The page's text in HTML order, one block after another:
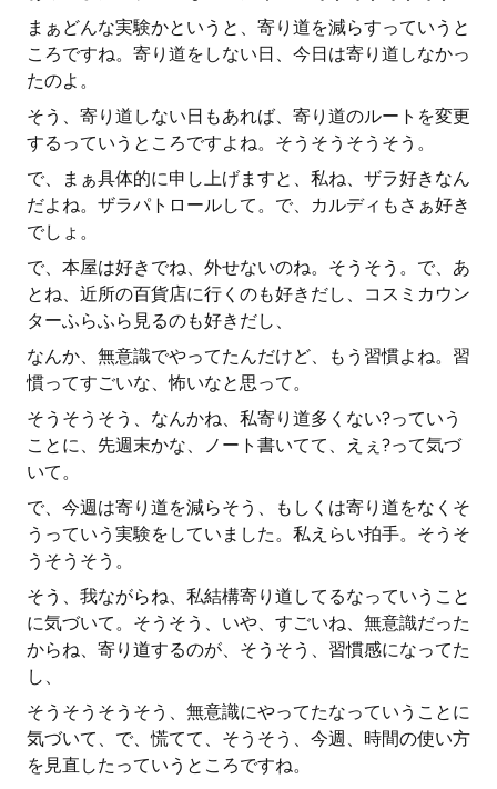
まぁどんな実験かというと、寄り道を減らすっていうと
ころですね。寄り道をしない日、今日は寄り道しなかっ
たのよ。
そう、寄り道しない日もあれば、寄り道のルートを変更
するっていうところですよね。そうそうそうそう。
で、まぁ具体的に申し上げますと、私ね、ザラ好きなん
だよね。ザラパトロールして。で、カルディもさぁ好き
でしょ。
で、本屋は好きでね、外せないのね。そうそう。で、あ
とね、近所の百貨店に行くのも好きだし、コスミカウン
ターふらふら見るのも好きだし、
なんか、無意識でやってたんだけど、もう習慣よね。習
慣ってすごいな、怖いなと思って。
そうそうそう、なんかね、私寄り道多くない?っていう
ことに、先週末かな、ノート書いてて、えぇ?って気づ
いて。
で、今週は寄り道を減らそう、もしくは寄り道をなくそ
うっていう実験をしていました。私えらい拍手。そうそ
うそうそう。
そう、我ながらね、私結構寄り道してるなっていうこと
に気づいて。そうそう、いや、すごいね、無意識だった
からね、寄り道するのが、そうそう、習慣感になってた
し、
そうそうそうそう、無意識にやってたなっていうことに
気づいて、で、慌てて、そうそう、今週、時間の使い方
を見直したっていうところですね。